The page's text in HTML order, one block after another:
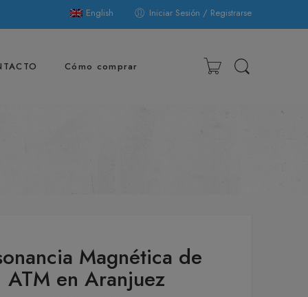
English Iniciar Sesión / Registrarse
Cómo comprar
Magnética de
ATM en Aranjuez